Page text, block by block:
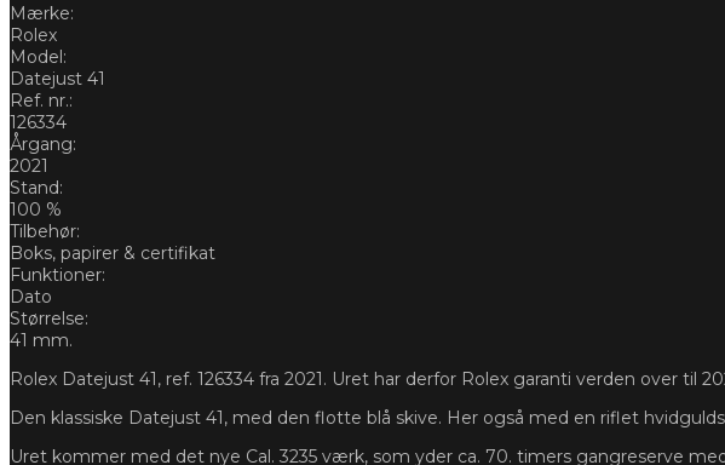
Mærke:
Rolex
Model:
Datejust 41
Ref. nr.:
126334
Årgang:
2021
Stand:
100 %
Tilbehør:
Boks, papirer & certifikat
Funktioner:
Dato
Størrelse:
41 mm.
Rolex Datejust 41, ref. 126334 fra 2021. Uret har derfor Rolex garanti verden over til
Den klassiske Datejust 41, med den flotte blå skive. Her også med en riflet
Uret kommer med det nye Cal. 3235 værk, som yder ca. 70. timers gangreserve